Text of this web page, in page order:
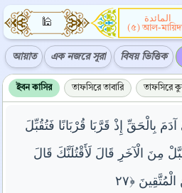
🕌
المائدة
(৫) আল-
আয়াত এক নজরে সূরা বিষয় ভিত্তিক
ইবন কাসির তাফসিরে তাবারি তাফসিরে
آدَمَ بِالْحَقِّ إِذْ قَرَّبَا قُرْبَانًا فَتُقُبِّلَ
مِنَ الْآخَرِ قَالَ لَأَقْتُلَنَّكَ قَالَ